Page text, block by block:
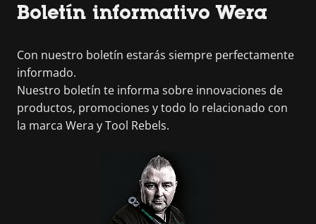
Boletín informativo Wera
Con nuestro boletín estarás siempre perfectamente
informado.
Nuestro boletín te informa sobre innovaciones de
productos, promociones y todo lo relacionado con
la marca Wera y Tool Rebels.